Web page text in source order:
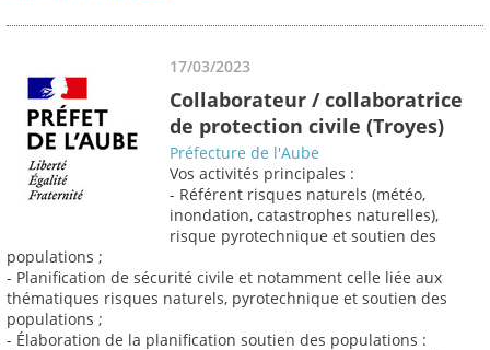
17/03/2023
Collaborateur / collaboratrice
de protection civile (Troyes)
Préfecture de l'Aube
Vos activités principales :
- Référent risques naturels (météo,
inondation, catastrophes naturelles),
risque pyrotechnique et soutien des
populations ;
- Planification de sécurité civile et notamment celle liée aux
thématiques risques naturels, pyrotechnique et soutien des
populations ;
- Élaboration de la planification soutien des populations :